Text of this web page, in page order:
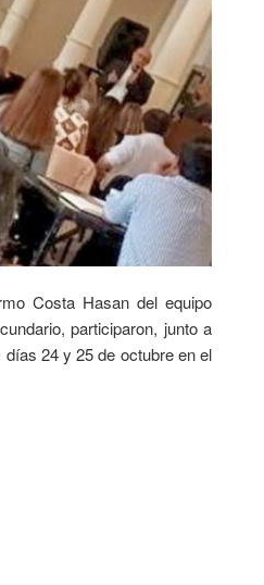
Costa Hasan del equipo
participaron, junto a
24 y 25 de octubre en el